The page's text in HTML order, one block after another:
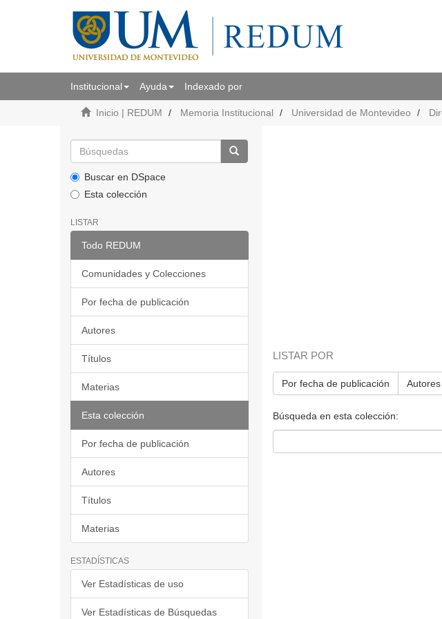
Institucional Ayuda Indexado por
Inicio | REDUM Memoria Institucional Universidad de Montevideo
Buscar en DSpace
Esta colección
LISTAR
Todo REDUM
Comunidades y Colecciones
Por fecha de publicación
Autores
Títulos
Materias
Esta colección
Por fecha de publicación
Autores
Títulos
Materias
ESTADÍSTICAS
Ver Estadísticas de uso
Ver Estadísticas de Búsquedas
LISTAR POR
Por fecha de publicación Autores
Búsqueda en esta colección: